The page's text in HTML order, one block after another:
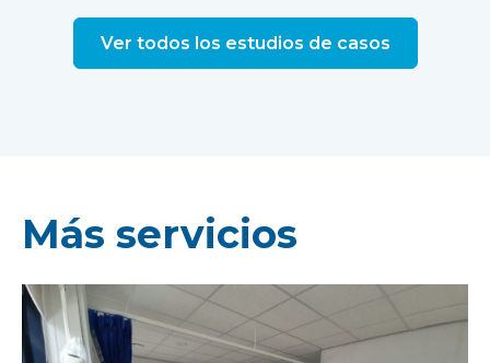
Ver todos los estudios de casos
Más servicios